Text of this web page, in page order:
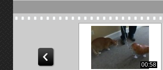
00:58